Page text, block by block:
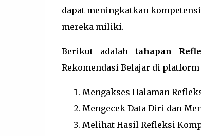
dapat meningkatkan
mereka miliki.
Berikut adalah tahapan
Rekomendasi Belajar di
Mengakses Halaman
Mengecek Data Diri dan
Melihat Hasil Refleksi